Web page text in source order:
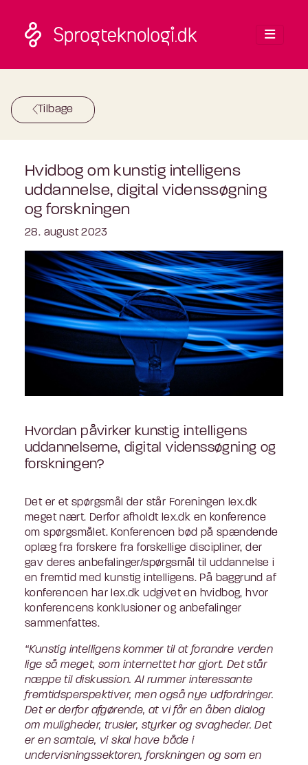
Tilbage
Hvidbog om kunstig intelligens
uddannelse, digital videnssøgning
og forskningen
28. august 2023
Hvordan påvirker kunstig intelligens
uddannelserne, digital videnssøgning og
forskningen?
Det er et spørgsmål der står Foreningen lex.dk
meget nært. Derfor afholdt lex.dk en konference
om spørgsmålet. Konferencen bød på spændende
oplæg fra forskere fra forskellige discipliner, der
gav deres anbefalinger/spørgsmål til uddannelse i
en fremtid med kunstig intelligens. På baggrund af
konferencen har lex.dk udgivet en hvidbog, hvor
konferencens konklusioner og anbefalinger
sammenfattes.
Kunstig intelligens kommer til at forandre verden
lige så meget, som internettet har gjort. Det står
næppe til diskussion. AI rummer interessante
fremtidsperspektiver, men også nye udfordringer.
Det er derfor afgørende, at vi får en åben dialog
om muligheder, trusler, styrker og svagheder. Det
er en samtale, vi skal have både i
undervisningssektoren, forskningen og som en